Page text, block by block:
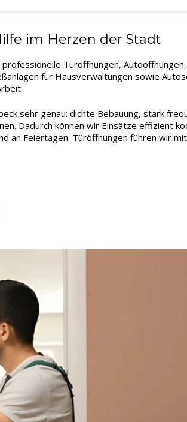
im Herzen der Stadt
Türöffnungen,
für Hausverwaltungen sowie
sehr genau: dichte Bebauung, stark
Dadurch können wir Einsätze effizient
an Feiertagen. Türöffnungen führen wir